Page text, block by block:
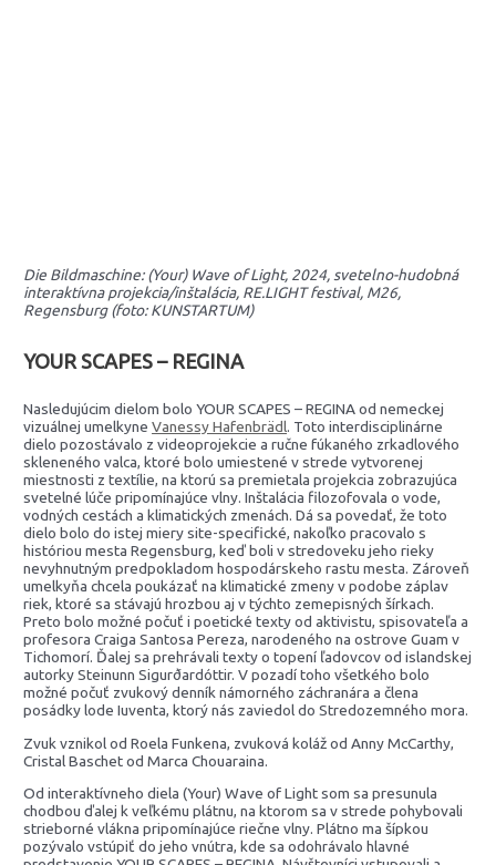
Die Bildmaschine: (Your) Wave of Light, 2024, svetelno-hudobná
interaktívna projekcia/inštalácia, RE.LIGHT festival, M26,
Regensburg (foto: KUNSTARTUM)
YOUR SCAPES – REGINA
Nasledujúcim dielom bolo YOUR SCAPES – REGINA od nemeckej
vizuálnej umelkyneVanessy Hafenbrädl. Toto interdisciplinárne
dielo pozostávalo z videoprojekcie a ručne fúkaného zrkadlového
skleneného valca, ktoré bolo umiestené v strede vytvorenej
miestnosti z textílie, na ktorú sa premietala projekcia zobrazujúca
svetelné lúče pripomínajúce vlny. Inštalácia filozofovala o vode,
vodných cestách a klimatických zmenách. Dá sa povedať, že toto
dielo bolo do istej miery site-specifické, nakoľko pracovalo s
históriou mesta Regensburg, keď boli v stredoveku jeho rieky
nevyhnutným predpokladom hospodárskeho rastu mesta. Zároveň
umelkyňa chcela poukázať na klimatické zmeny v podobe záplav
riek, ktoré sa stávajú hrozbou aj v týchto zemepisných šírkach.
Preto bolo možné počuť i poetické texty od aktivistu, spisovateľa a
profesora Craiga Santosa Pereza, narodeného na ostrove Guam v
Tichomorí. Ďalej sa prehrávali texty o topení ľadovcov od islandskej
autorky Steinunn Sigurðardóttir. V pozadí toho všetkého bolo
možné počuť zvukový denník námorného záchranára a člena
posádky lode Iuventa, ktorý nás zaviedol do Stredozemného mora.
Zvuk vznikol od Roela Funkena, zvuková koláž od Anny McCarthy,
Cristal Baschet od Marca Chouaraina.
Od interaktívneho diela (Your) Wave of Light som sa presunula
chodbou ďalej k veľkému plátnu, na ktorom sa v strede pohybovali
strieborné vlákna pripomínajúce riečne vlny. Plátno ma šípkou
pozývalo vstúpiť do jeho vnútra, kde sa odohrávalo hlavné